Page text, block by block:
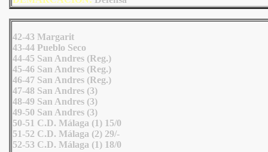
42-43 Margarit
43-44 Pueblo Seco
44-45 San Andres (Reg.)
45-46 San Andres (Reg.)
46-47 San Andres (Reg.)
47-48 San Andres (3)
48-49 San Andres (3)
49-50 San Andres (3)
50-51 C.D. Málaga (1) 15/0
51-52 C.D. Málaga (2) 29/-
52-53 C.D. Málaga (1) 18/0